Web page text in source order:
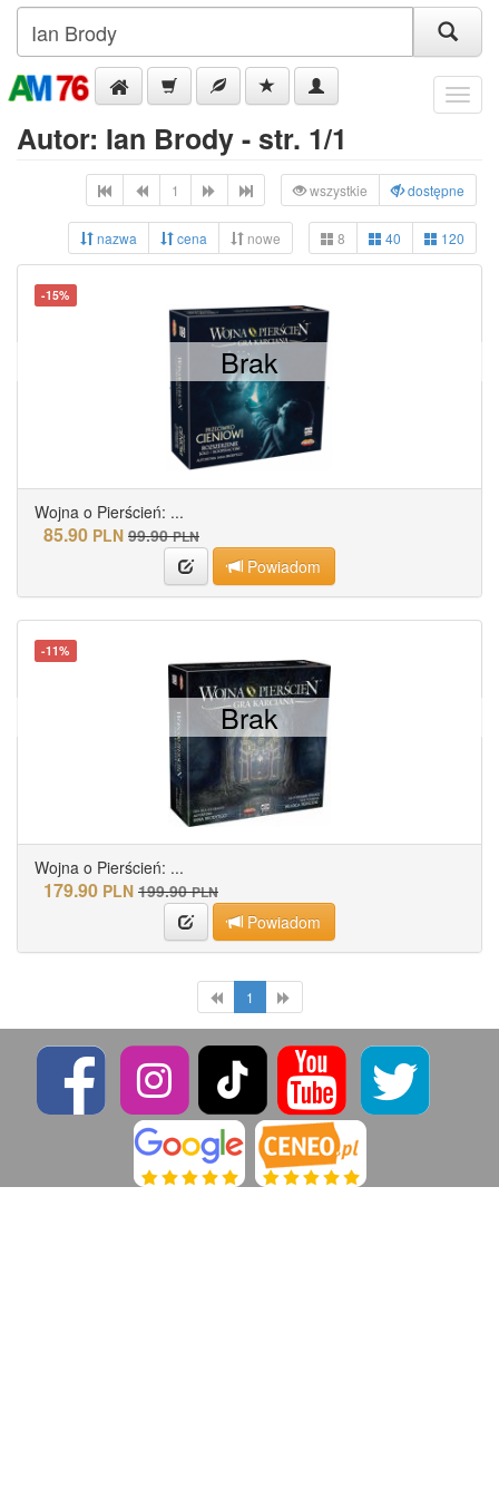
Menu
Autor: Ian Brody - str. 1/1
1 wszystkie dostępne
nazwa cena nowe 8 40 120
-15%
Wojna o Pierścień: ...
85.90 PLN 99.90 PLN
Powiadom
Brak
-11%
Wojna o Pierścień: ...
179.90 PLN 199.90 PLN
Powiadom
Brak
1